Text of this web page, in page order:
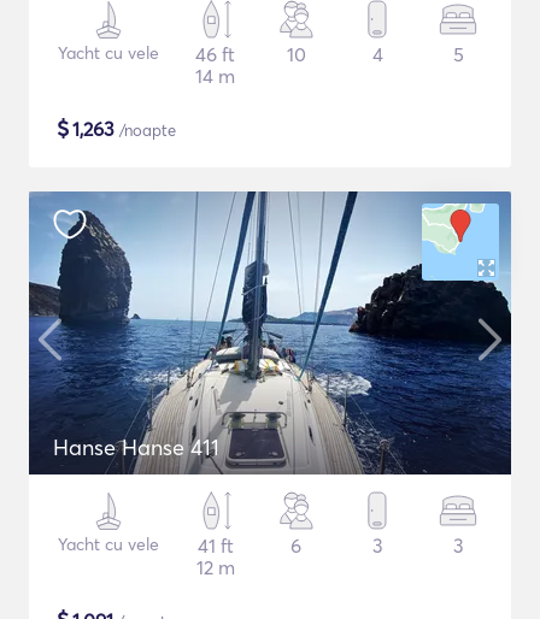
Yacht cu vele
46 ft
14 m
10 4 5
$1,263 /noapte
Hanse Hanse 411
Yacht cu vele
41 ft
12 m
6 3 3